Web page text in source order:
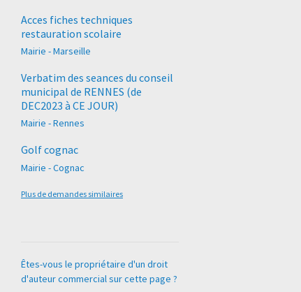
Acces fiches techniques
restauration scolaire
Mairie - Marseille
Verbatim des seances du conseil
municipal de RENNES (de
DEC2023 à CE JOUR)
Mairie - Rennes
Golf cognac
Mairie - Cognac
Plus de demandes similaires
Êtes-vous le propriétaire d'un droit
d'auteur commercial sur cette page ?